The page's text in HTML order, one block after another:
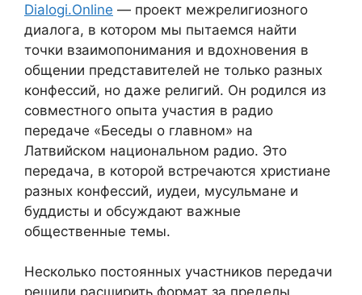
Dialogi.Online — проект межрелигиозного
диалога, в котором мы пытаемся найти
точки взаимопонимания и вдохновения в
общении представителей не только разных
конфессий, но даже религий. Он родился из
совместного опыта участия в радио
передаче «Беседы о главном» на
Латвийском национальном радио. Это
передача, в которой встречаются христиане
разных конфессий, иудеи, мусульмане и
буддисты и обсуждают важные
общественные темы.
Несколько постоянных участников передачи